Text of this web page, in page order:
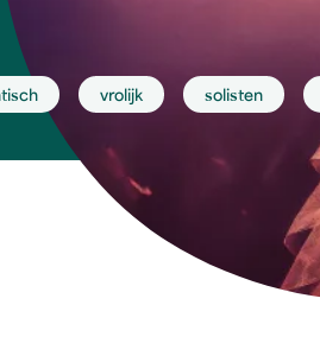
vrolijk solisten